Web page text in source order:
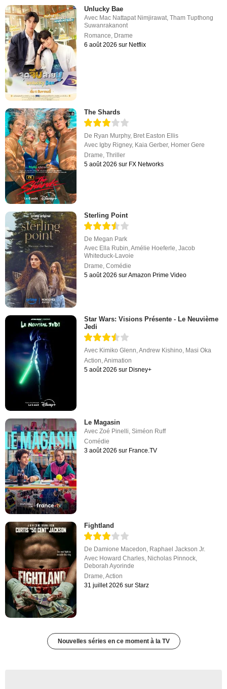
Unlucky Bae
Avec Mac Nattapat Nimjirawat ,Tham Tupthong
Suwanrakanont
Romance Drame
6 août 2026 sur Netflix
The Shards
De Ryan Murphy, Bret Easton Ellis
Avec Igby Rigney, Kaia Gerber, Homer Gere
Drame,Thriller
5 août 2026 sur FX Networks
Sterling Point
De Megan Park
Avec Ella Rubin,Amélie Hoeferle,Jacob
Whiteduck-Lavoie
Drame,Comédie
5 août 2026 sur Amazon Prime Video
Star Wars: Visions Présente - Le Neuvième
Jedi
Avec Kimiko Glenn ,Andrew Kishino Masi Oka
Action ,Animation
5 août 2026 sur Disney+
Le Magasin
AvecZoé Pinelli,Siméon Ruff
Comédie
3 août 2026 sur France.TV
Fightland
De Damione Macedon, Raphael Jackson Jr.
Avec Howard Charles, Nicholas Pinnock,
Deborah Ayorinde
Drame,Action
31 juillet 2026 sur Starz
Nouvelles séries en ce moment à la TV